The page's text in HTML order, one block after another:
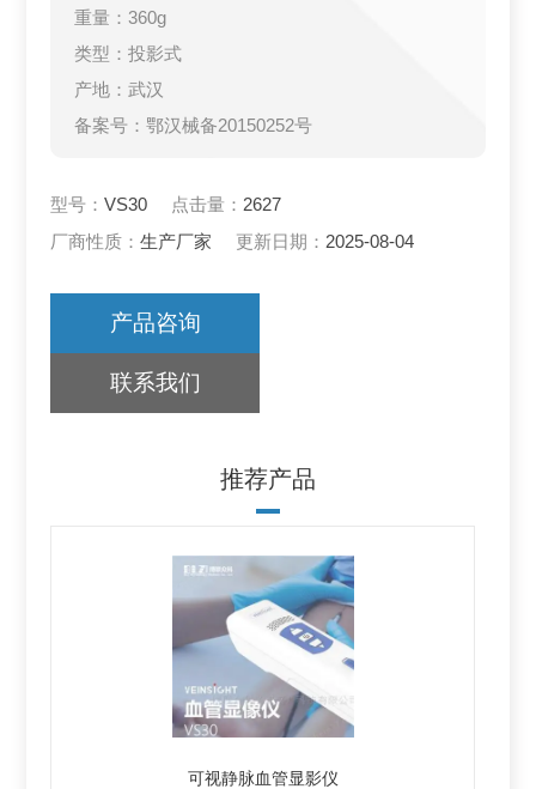
重量：360g
类型：投影式
产地：武汉
备案号：鄂汉械备20150252号
型号：VS30 点击量： 2627
厂商性质：生产厂家 更新日期： 2025-08-04
产品咨询
联系我们
推荐产品
可视静脉血管显影仪